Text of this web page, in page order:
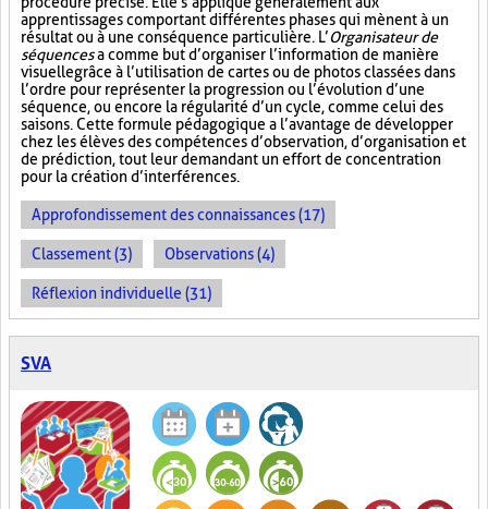
apprentissages comportant différentes phases qui mènent à un
résultat ou à une conséquence particulière. L’Organisateur de
séquencesa comme but d’organiser l’information de manière
visuellegrâce à l’utilisation de cartes ou de photos classées dans
l’ordre pour représenter la progression ou l’évolution d’une
séquence, ou encore la régularité d’un cycle, comme celui des
saisons. Cette formule pédagogique a l’avantage de développer
chez les élèves des compétences d’observation, d’organisation et
de prédiction, tout leur demandant un effort de concentration
pour la création d’interférences.
Approfondissement des connaissances (17)
Classement (3) Observations (4)
Réflexion individuelle (31)
SVA